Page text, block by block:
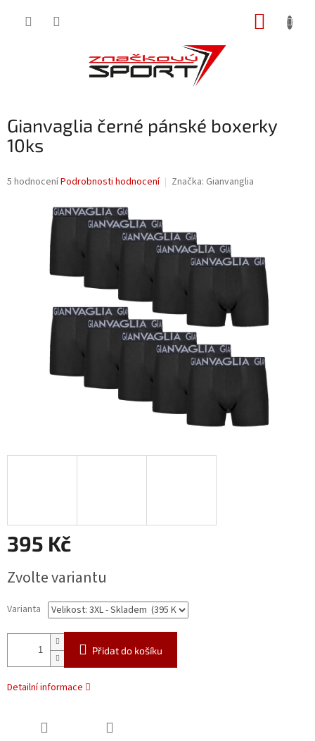
Gianvaglia černé pánské boxerky
10ks
Průměrné
hvězdiček.
5 hodnoceníPodrobnosti hodnocení Značka: Gianvanglia
395 Kč
cena:
Zvolte variantu
Varianta
Přidat do košíku
Detailní informace